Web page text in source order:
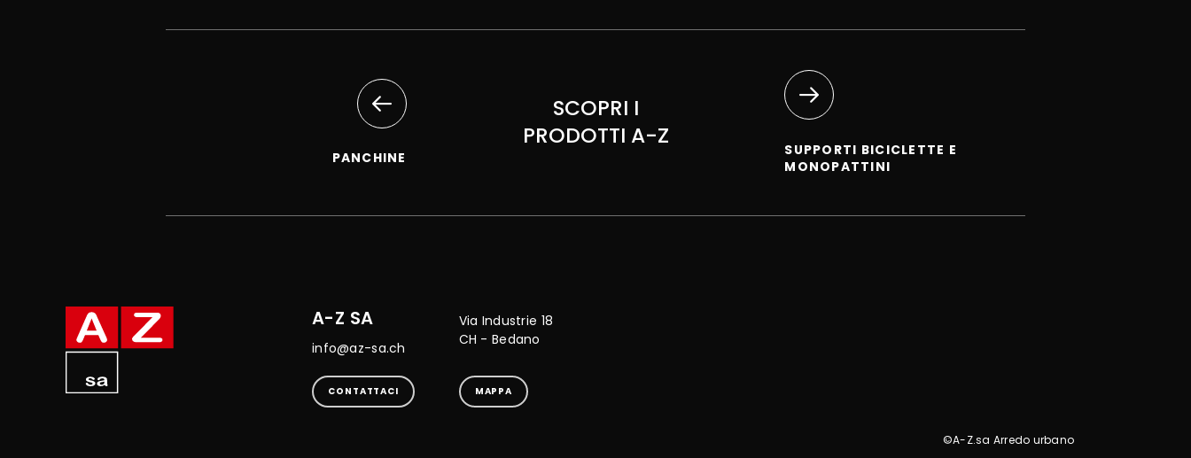
SCOPRI I
PRODOTTI A-Z
PANCHINE
SUPPORTI BICICLETTE E
MONOPATTINI
A-Z SA
info@az-sa.ch
CONTATTACI
Via Industrie 18
CH - Bedano
MAPPA
©A-Z.sa Arredo urbano